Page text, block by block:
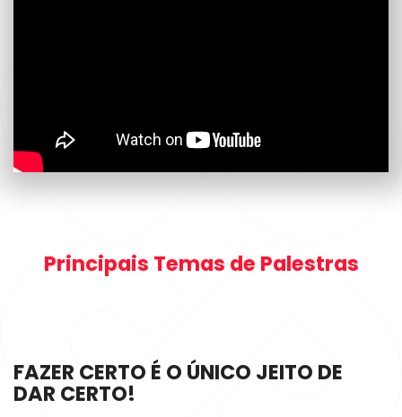
Principais Temas de Palestras
FAZER CERTO É O ÚNICO JEITO DE
DAR CERTO!